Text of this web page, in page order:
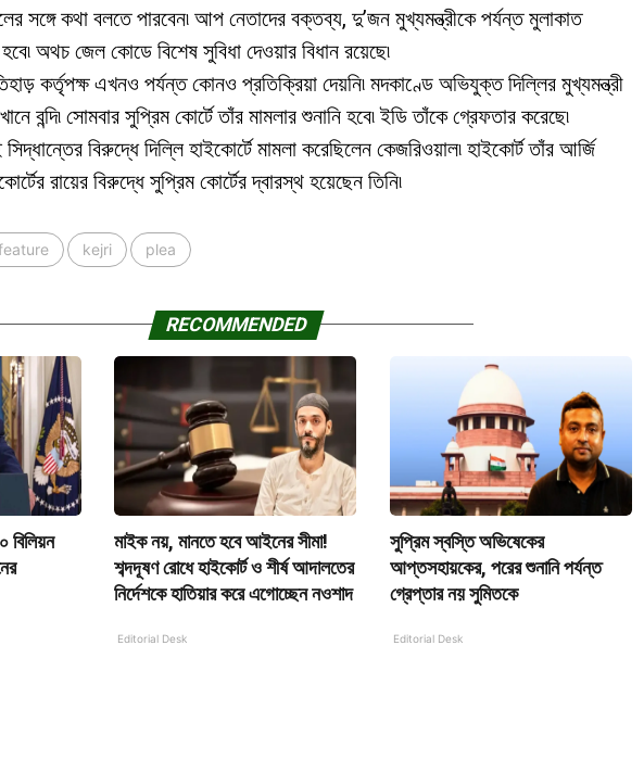
সঙ্গে কথা বলতে পারবেন৷ আপ নেতাদের বক্তব্য, দু’জন মুখ্যমন্ত্রীকে পর্যন্ত মুলাকাত
অথচ জেল কোডে বিশেষ সুবিধা দেওয়ার বিধান রয়েছে৷
কর্তৃপক্ষ এখনও পর্যন্ত কোনও প্রতিক্রিয়া দেয়নি৷ মদকাণ্ডে অভিযুক্ত দিল্লির মুখ্যমন্ত্রী
বন্দি৷ সোমবার সুপ্রিম কোর্টে তাঁর মামলার শুনানি হবে৷ ইডি তাঁকে গ্রেফতার করেছে৷
বিরুদ্ধে দিল্লি হাইকোর্টে মামলা করেছিলেন কেজরিওয়াল৷ হাইকোর্ট তাঁর আর্জি
রায়ের বিরুদ্ধে সুপ্রিম কোর্টের দ্বারস্থ হয়েছেন তিনি৷
kejri plea
RECOMMENDED
বিলিয়ন
মাইক নয়, মানতে হবে আইনের সীমা!
শব্দদূষণ রোধে হাইকোর্ট ও শীর্ষ আদালতের
নির্দেশকে হাতিয়ার করে এগোচ্ছেন নওশাদ
Editorial Desk
সুপ্রিম স্বস্তি অভিষেকের
আপ্তসহায়কের, পরের শুনানি পর্যন্ত
গ্রেপ্তার নয় সুমিতকে
Editorial Desk